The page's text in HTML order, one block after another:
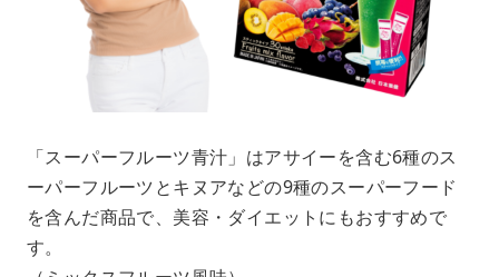
「スーパーフルーツ青汁」はアサイーを含む6種のス
ーパーフルーツとキヌアなどの9種のスーパーフード
を含んだ商品で、美容・ダイエットにもおすすめで
す。